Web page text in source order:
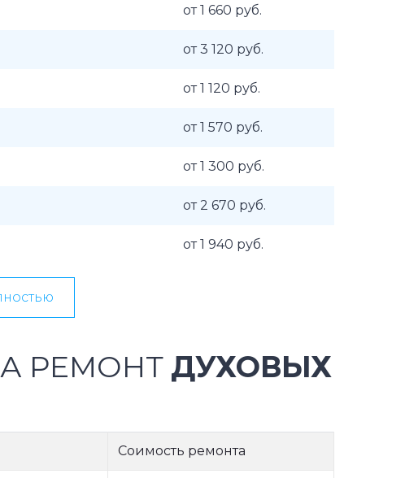
от 1 660 руб.
от 3 120 руб.
от 1 120 руб.
от 1 570 руб.
от 1 300 руб.
от 2 670 руб.
от 1 940 руб.
РЕМОНТ ДУХОВЫХ
Соимость ремонта